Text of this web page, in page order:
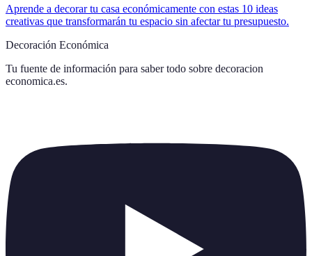
Aprende a decorar tu casa económicamente con estas 10 ideas
creativas que transformarán tu espacio sin afectar tu presupuesto.
Decoración Económica
Tu fuente de información para saber todo sobre decoracion
economica.es.